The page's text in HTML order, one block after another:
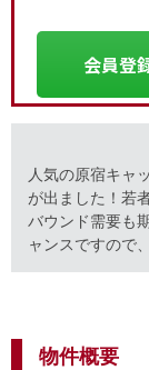
会員登
人気の原宿キャ
が出ました！若
バウンド需要も
ャンスですので
物件概要